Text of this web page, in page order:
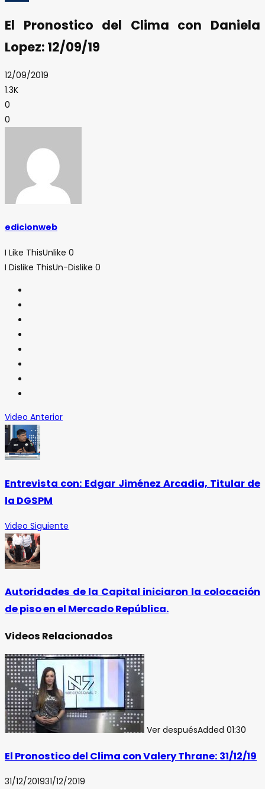
El Pronostico del Clima con Daniela
Lopez: 12/09/19
12/09/2019
1.3K
0
0
edicionweb
I Like ThisUnlike 0
I Dislike ThisUn-Dislike 0
Video Anterior
Entrevista con: Edgar Jiménez Arcadia, Titular de
la DGSPM
Video Siguiente
Autoridades de la Capital iniciaron la colocación
de piso en el Mercado República.
Videos Relacionados
Ver despuésAdded 01:30
El Pronostico del Clima con Valery Thrane: 31/12/19
31/12/201931/12/2019